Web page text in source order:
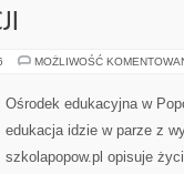
MOŻLIWOŚĆ
Ośrodek edukacyjna w
edukacja idzie w parze z
szkolapopow.pl opisuje